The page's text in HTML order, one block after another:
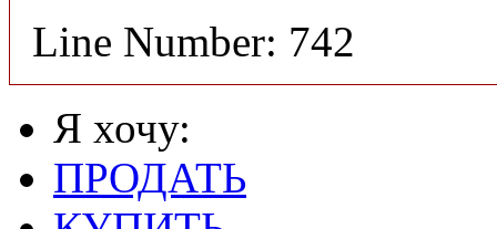
Line Number: 742
Я хочу:
ПРОДАТЬ